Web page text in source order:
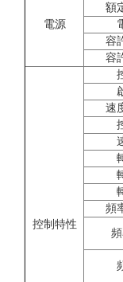
電源
額
容
容
控制特性
速
頻